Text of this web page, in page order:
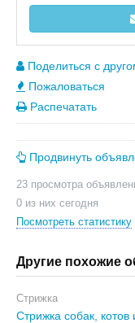
Поделиться с
Пожаловаться
Распечатать
Продвинуть
23 просмотра
0 из них сегодня
Посмотреть статистику
Другие похожие
Стрижка
Стрижка собак, котов